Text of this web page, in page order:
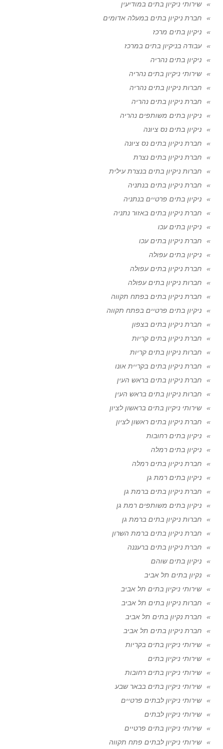
שירותי ניקיון בתים במודיעין
חברת ניקיון בתים במעלה אדומים
ניקיון בתים מרכז
עבודה בניקיון בתים במרכז
ניקיון בתים נהריה
שירותי ניקיון בתים נהריה
חברות ניקיון בתים נהריה
חברת ניקיון בתים נהריה
ניקיון בתים משותפים נהריה
ניקיון בתים נס ציונה
חברת ניקיון בתים נס ציונה
חברת ניקיון בתים נצרת
חברות ניקיון בתים בנצרת עילית
חברת ניקיון בתים בנתניה
ניקיון בתים פרטיים בנתניה
חברת ניקיון בתים באזור נתניה
ניקיון בתים עכו
חברת ניקיון בתים עכו
ניקיון בתים עפולה
חברת ניקיון בתים עפולה
חברות ניקיון בתים עפולה
חברת ניקיון בתים בפתח תקווה
ניקיון בתים פרטיים בפתח תקווה
חברת ניקיון בתים בצפון
חברת ניקיון בתים קריות
חברות ניקיון בתים קריות
חברת ניקיון בתים בקריית אונו
חברת ניקיון בתים בראש העין
חברות ניקיון בתים בראש העין
שירותי ניקיון בתים בראשון לציון
חברת ניקיון בתים ראשון לציון
ניקיון בתים רחובות
ניקיון בתים רמלה
חברת ניקיון בתים רמלה
ניקיון בתים רמת גן
חברת ניקיון בתים ברמת גן
ניקיון בתים משותפים רמת גן
חברות ניקיון בתים ברמת גן
חברת ניקיון בתים ברמת השרון
חברת ניקיון בתים ברעננה
ניקיון בתים שוהם
נקיון בתים תל אביב
שירותי ניקיון בתים תל אביב
חברות ניקיון בתים תל אביב
חברת נקיון בתים תל אביב
חברת ניקיון בתים תל אביב
שירותי ניקיון בתים בקריות
שירותי ניקיון בתים
שירותי ניקיון בתים רחובות
שירותי ניקיון בתים בבאר שבע
שירותי ניקיון לבתים פרטיים
שירותי ניקיון לבתים
שירותי ניקיון בתים פרטיים
שירותי ניקיון לבתים פתח תקווה